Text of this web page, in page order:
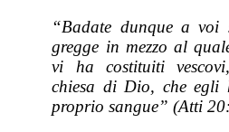
“Badate dunque a
gregge in mezzo al
vi ha costituiti
chiesa di Dio, che egli
proprio sangue” (Atti